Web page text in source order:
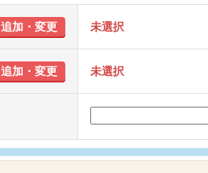
追加・変更 未選択
追加・変更 未選択